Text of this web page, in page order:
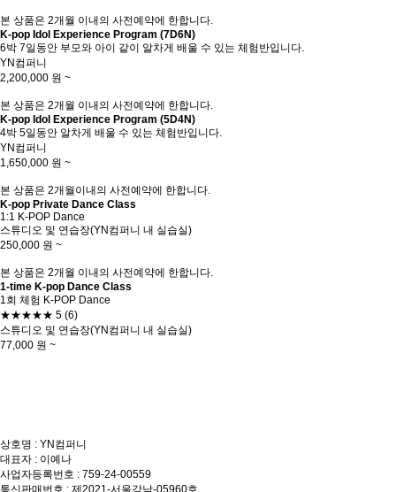
본 상품은 2개월 이내의 사전예약에 한합니다.
K-pop Idol Experience Program (7D6N)
6박 7일동안 부모와 아이 같이 알차게 배울 수 있는 체험반입니다.
YN컴퍼니
2,200,000 원 ~
본 상품은 2개월 이내의 사전예약에 한합니다.
K-pop Idol Experience Program (5D4N)
4박 5일동안 알차게 배울 수 있는 체험반입니다.
YN컴퍼니
1,650,000 원 ~
본 상품은 2개월이내의 사전예약에 한합니다.
K-pop Private Dance Class
1:1 K-POP Dance
스튜디오 및 연습장(YN컴퍼니 내 실습실)
250,000 원 ~
본 상품은 2개월 이내의 사전예약에 한합니다.
1-time K-pop Dance Class
1회 체험 K-POP Dance
★★★★★ 5 (6)
스튜디오 및 연습장(YN컴퍼니 내 실습실)
77,000 원 ~
상호명 : YN컴퍼니
대표자 : 이예나
사업자등록번호 : 759-24-00559
통신판매번호 : 제2021-서울강남-05960호